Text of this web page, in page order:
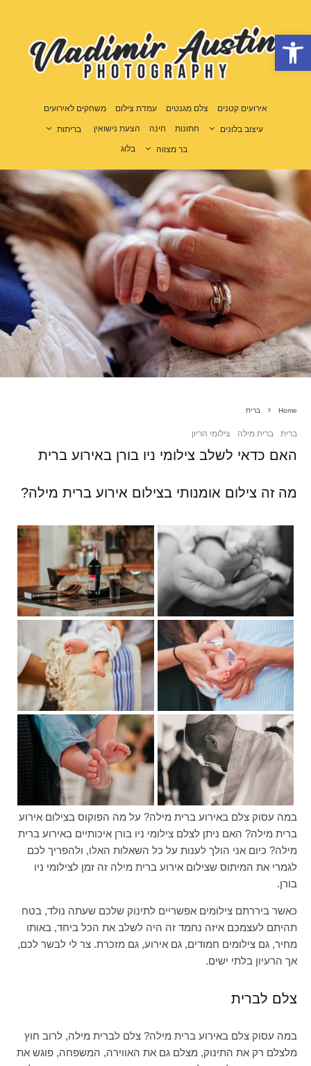
פתח סרגל נגישות
אירועים קטנים צלם מגנטים עמדת צילום משחקים לאירועים
עיצוב בלונים חתונות חינה הצעת נישואין בריתות
בר מצווה בלוג
Home ברית
ברית ברית מילה צילומי הריון
האם כדאי לשלב צילומי ניו בורן באירוע ברית
מה זה צילום אומנותי בצילום אירוע ברית מילה?
במה עסוק צלם באירוע ברית מילה? על מה הפוקוס בצילום אירוע
ברית מילה? האם ניתן לצלם צילומי ניו בורן איכותיים באירוע ברית
מילה? כיום אני הולך לענות על כל השאלות האלו, ולהפריך לכם
לגמרי את המיתוס שצילום אירוע ברית מילה זה זמן לצילומי ניו
בורן.
כאשר ביררתם צילומים אפשריים לתינוק שלכם שעתה נולד, בטח
תהיתם לעצמכם איזה נחמד זה היה לשלב את הכל ביחד, באותו
מחיר, גם צילומים חמודים, גם אירוע, גם מזכרת. צר לי לבשר לכם,
אך הרעיון בלתי ישים.
צלם לברית
במה עסוק צלם באירוע ברית מילה? צלם לברית מילה, לרוב חוץ
מלצלם רק את התינוק, מצלם גם את האווירה, המשפחה, פוגש את